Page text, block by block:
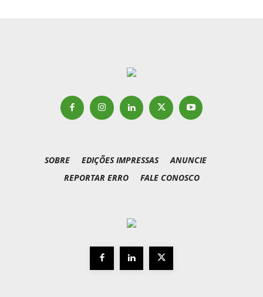
SOBRE EDIÇÕES IMPRESSAS
ANUNCIE
REPORTAR ERRO
FALE CONOSCO